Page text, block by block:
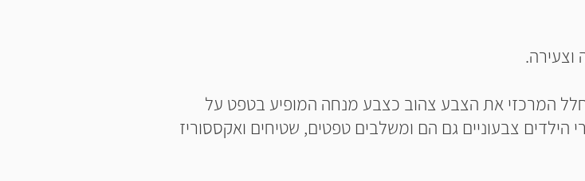
המרכזי את הצבע צהוב כצבע מנחה המופיע בטפט על
הילדים צבעוניים גם הם ומשלבים טפטים, שטיחים ואקססוריז